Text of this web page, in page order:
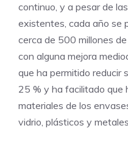
continuo, y a pesar de
existentes, cada año se
cerca de 500 millones
con alguna mejora
que ha permitido reducir
25 % y ha facilitado que
materiales de los
vidrio, plásticos y